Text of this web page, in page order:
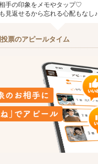
手の印象をメモやタップ♡
見返せるから忘れる心配もなし♪
票のアピールタイム